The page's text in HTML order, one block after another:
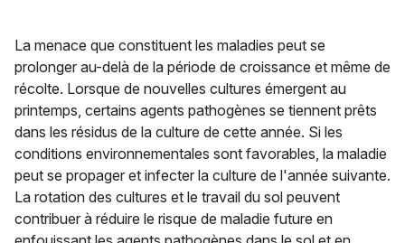
La menace que constituent les maladies peut se
prolonger au-delà de la période de croissance et même de
récolte. Lorsque de nouvelles cultures émergent au
printemps, certains agents pathogènes se tiennent prêts
dans les résidus de la culture de cette année. Si les
conditions environnementales sont favorables, la maladie
peut se propager et infecter la culture de l'année suivante.
La rotation des cultures et le travail du sol peuvent
contribuer à réduire le risque de maladie future en